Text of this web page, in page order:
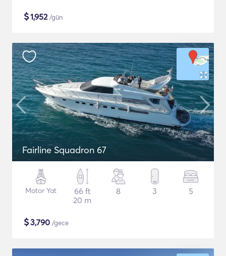
$1,952/gün
Fairline Squadron 67
Motor Yat
66 ft
20 m
8 3 5
$3,790 /gece